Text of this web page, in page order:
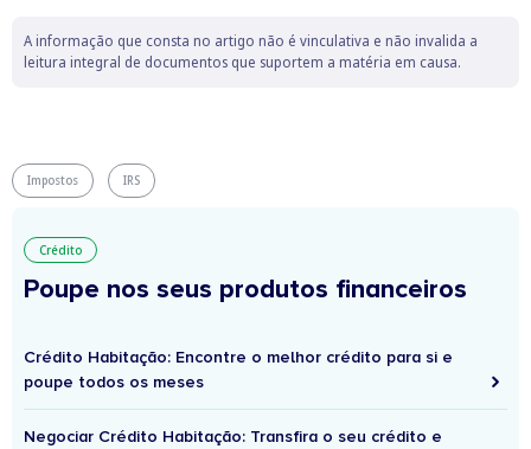
A informação que consta no artigo não é vinculativa e não invalida a
leitura integral de documentos que suportem a matéria em causa.
Impostos IRS
Crédito
Poupe nos seus produtos financeiros
Crédito Habitação: Encontre o melhor crédito para si e
poupe todos os meses
Negociar Crédito Habitação: Transfira o seu crédito e